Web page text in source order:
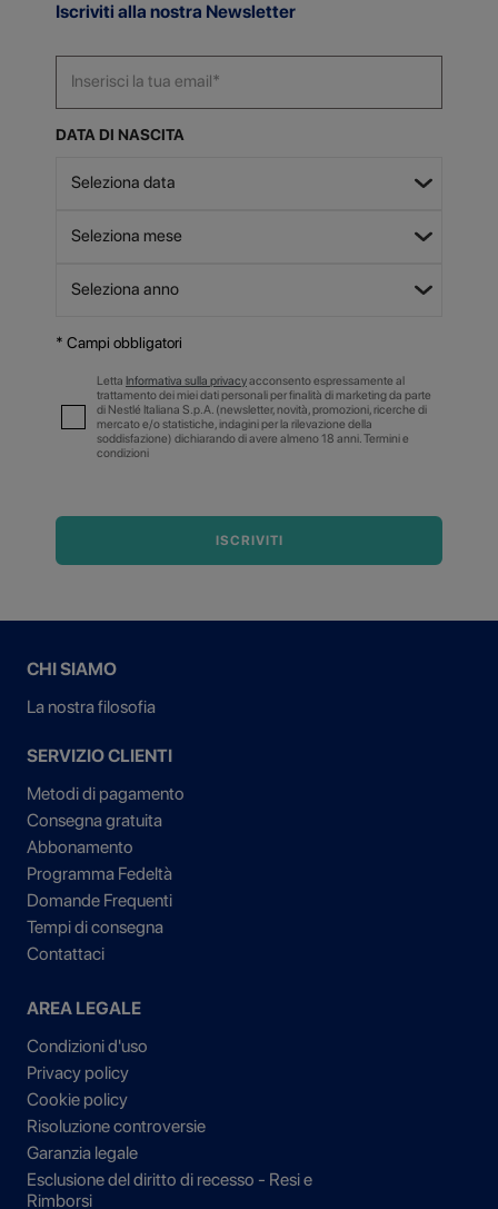
Iscriviti alla nostra Newsletter
DATA DI NASCITA
* Campi obbligatori
Letta Informativa sulla privacyacconsento espressamente al
trattamento dei miei dati personali per finalità di marketing da parte
di Nestlé Italiana S.p.A. (newsletter, novità, promozioni, ricerche di
mercato e/o statistiche, indagini per la rilevazione della
soddisfazione) dichiarando di avere almeno 18 anni. Termini e
condizioni
ISCRIVITI
CHI SIAMO
La nostra filosofia
SERVIZIO CLIENTI
Metodi di pagamento
Consegna gratuita
Abbonamento
Programma Fedeltà
Domande Frequenti
Tempi di consegna
Contattaci
AREA LEGALE
Condizioni d'uso
Privacy policy
Cookie policy
Risoluzione controversie
Garanzia legale
Esclusione del diritto di recesso - Resi e
Rimborsi